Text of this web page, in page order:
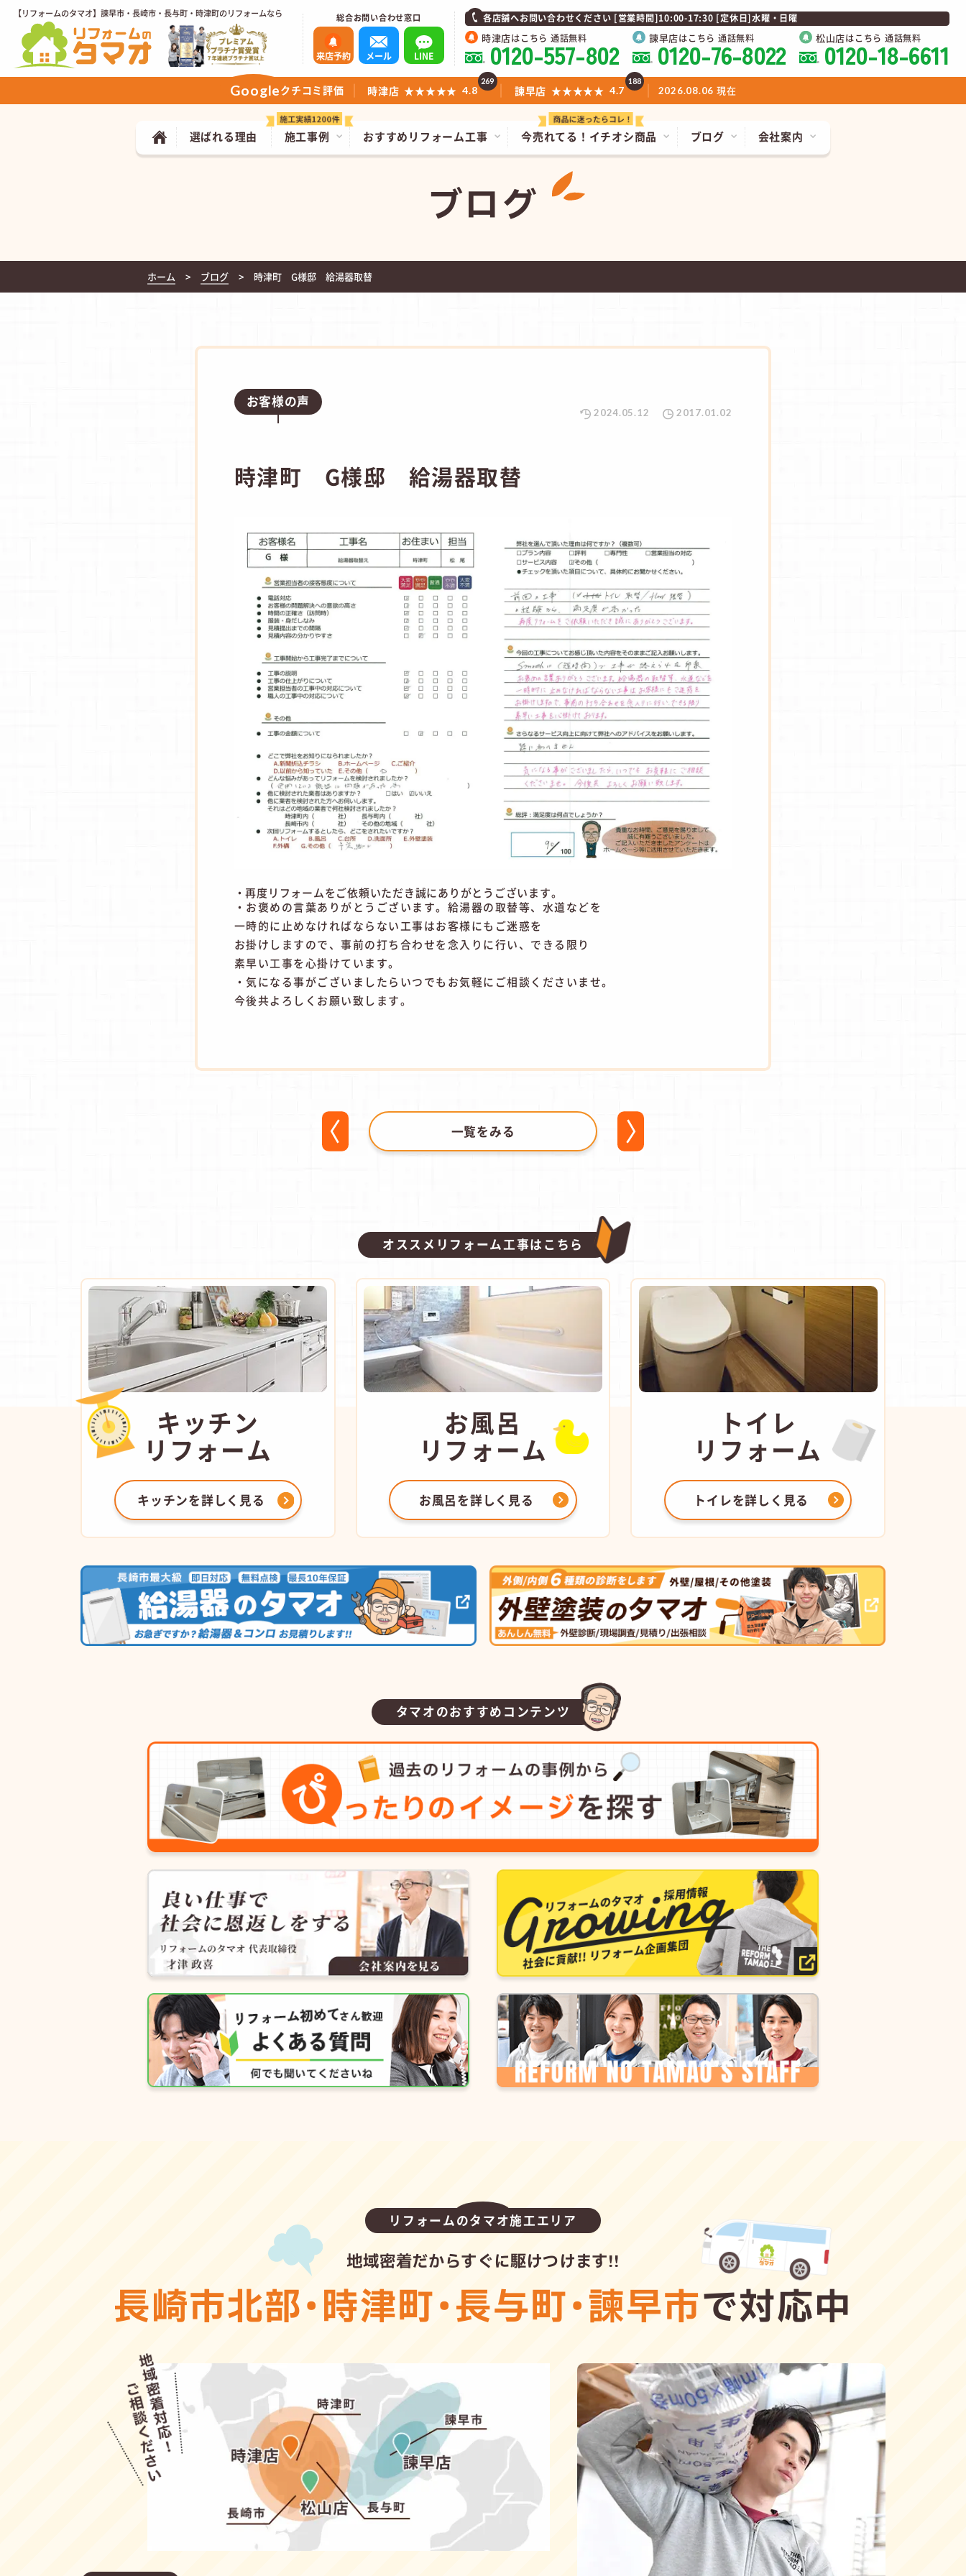
【リフォームのタマオ】諫早市・長崎市・長与町・時津町のリフォームなら 総合お問い合わせ窓口
来店予約 メール LINE
各店舗へお問い合わせください [営業時間]10:00-17:30 [定休日]水曜・日曜
時津店はこちら 通話無料
0120-557-802 諫早店はこちら 通話無料
0120-76-8022 松山店はこちら 通話無料
0120-18-6611
今売れてる！ イチオシ商品
施工事例 おすすめリフォーム工事
選ばれる理由 ブログ 会社案内
Googleクチコミ評価 時津店 ★★★★★ 4.8
269
諫早店 ★★★★★ 4.7
188
2026.08.06 現在
ブログ
ホーム ブログ 時津町 G様邸 給湯器取替
お客様の声
2024.05.12 2017.01.02
時津町 G様邸 給湯器取替
・再度リフォームをご依頼いただき誠にありがとうございます。
・お褒めの言葉ありがとうございます。給湯器の取替等、水道などを
一時的に止めなければならない工事はお客様にもご迷惑を
お掛けしますので、事前の打ち合わせを念入りに行い、できる限り
素早い工事を心掛けています。
・気になる事がございましたらいつでもお気軽にご相談くださいませ。
今後共よろしくお願い致します。
一覧をみる
オススメリフォーム工事はこちら
キッチン
リフォーム
キッチンを詳しく見る
お風呂
リフォーム
お風呂を詳しく見る
トイレ
リフォーム
トイレを詳しく見る
タマオのおすすめコンテンツ
リフォームのタマオ施工エリア
地域密着だからすぐに駆けつけます!!
長崎市北部・時津町・長与町・諫早市で対応中